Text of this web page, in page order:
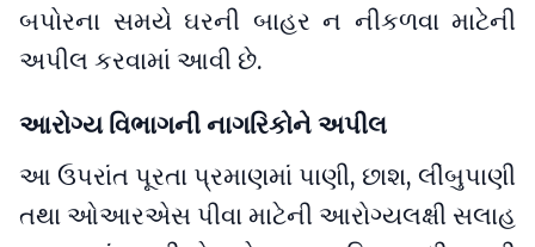
બપોરના સમયે ઘરની બાહર ન નીકળવા માટેની
અપીલ કરવામાં આવી છે.
આરોગ્ય વિભાગની નાગરિકોને અપીલ
આ ઉપરાંત પૂરતા પ્રમાણમાં પાણી, છાશ, લીંબુપાણી
તથા ઓઆરએસ પીવા માટેની આરોગ્યલક્ષી સલાહ